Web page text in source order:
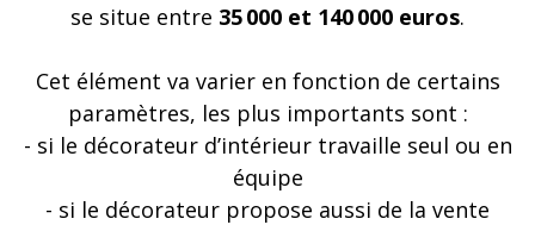
se situe entre 35 000 et 140 000 euros.
Cet élément va varier en fonction de certains
paramètres, les plus importants sont :
- si le décorateur d’intérieur travaille seul ou en
équipe
- si le décorateur propose aussi de la vente